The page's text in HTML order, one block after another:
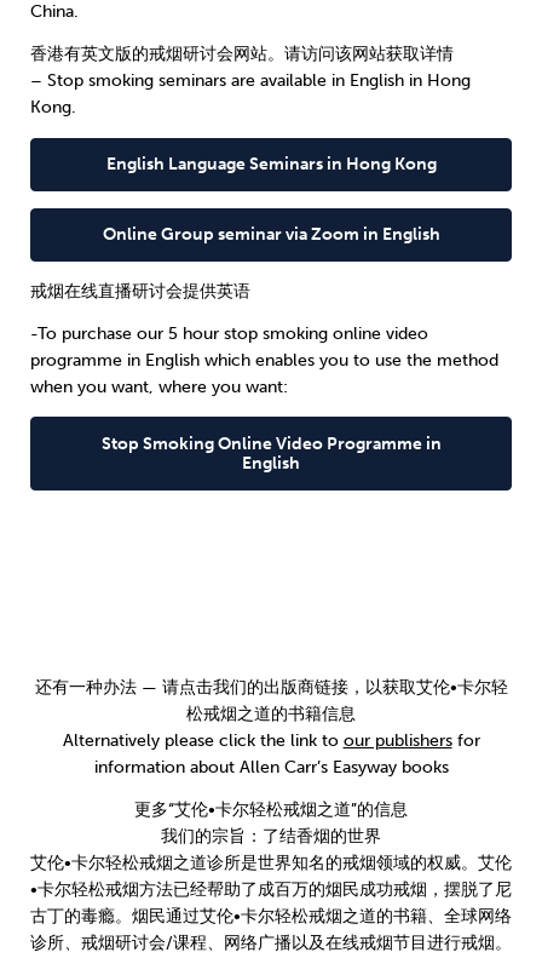
Wellbeing at Work
China.
香港有英文版的戒烟研讨会网站。请访问该网站获取详情
– Stop smoking seminars are available in English in Hong
Kong.
English Language Seminars in Hong Kong
Online Group seminar via Zoom in English
戒烟在线直播研讨会提供英语
-To purchase our 5 hour stop smoking online video
programme in English which enables you to use the method
when you want, where you want:
Stop Smoking Online Video Programme in
English
还有一种办法 — 请点击我们的出版商链接，以获取艾伦•卡尔轻
松戒烟之道的书籍信息
Alternatively please click the link to our publishersfor
information about Allen Carr’s Easyway books
更多“艾伦•卡尔轻松戒烟之道”的信息
我们的宗旨：了结香烟的世界
艾伦•卡尔轻松戒烟之道诊所是世界知名的戒烟领域的权威。艾伦
•卡尔轻松戒烟方法已经帮助了成百万的烟民成功戒烟，摆脱了尼
古丁的毒瘾。烟民通过艾伦•卡尔轻松戒烟之道的书籍、全球网络
诊所、戒烟研讨会/课程、网络广播以及在线戒烟节目进行戒烟。